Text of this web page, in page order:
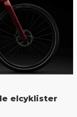
elcyklister